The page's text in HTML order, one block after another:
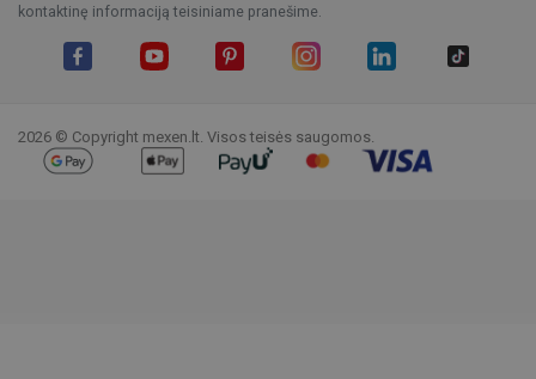
kontaktinę informaciją teisiniame pranešime.
2026 © Copyright mexen.lt. Visos teisės saugomos.